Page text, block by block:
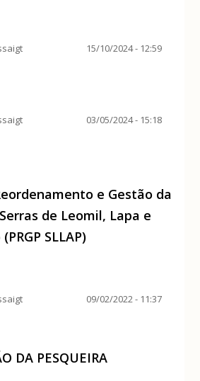
15/10/2024 - 12:59
03/05/2024 - 15:18
e Gestão da
de Leomil, Lapa e
SLLAP)
SLLAP)
09/02/2022 - 11:37
DA PESQUEIRA